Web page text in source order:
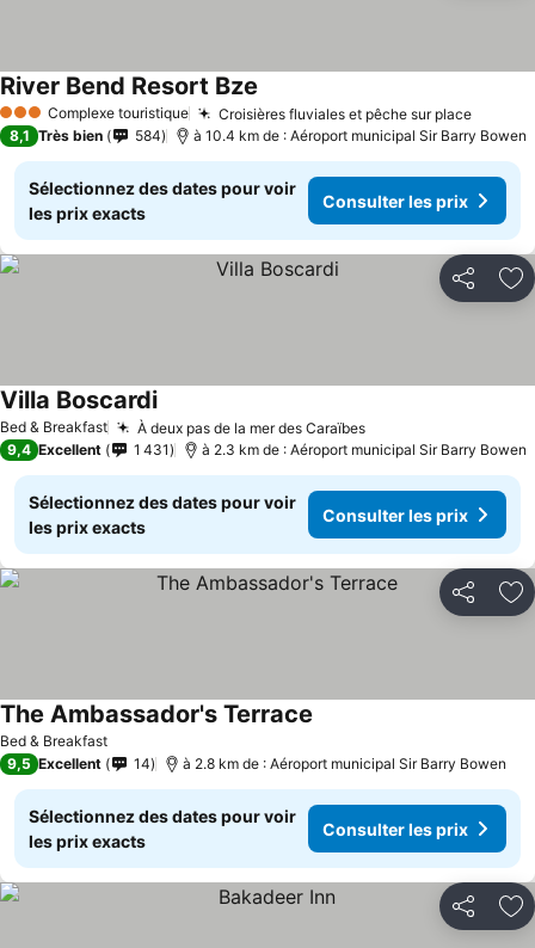
3 ÉtoilesComplexe touristique Croisières fluviales et pêche sur place
River Bend Resort Bze
8,1 Très bien 584 à 10.4 km de : Aéroport municipal Sir Barry Bowen
Sélectionnez des dates pour voir
les prix exacts
Consulter les prix
Partager
Bed & Breakfast À deux pas de la mer des Caraïbes
Villa Boscardi
9,4 Excellent 1 431 à 2.3 km de : Aéroport municipal Sir Barry Bowen
Sélectionnez des dates pour voir
les prix exacts
Consulter les prix
Partager
Bed & Breakfast
The Ambassador's Terrace
9,5 Excellent 14 à 2.8 km de : Aéroport municipal Sir Barry Bowen
Sélectionnez des dates pour voir
les prix exacts
Consulter les prix
Partager